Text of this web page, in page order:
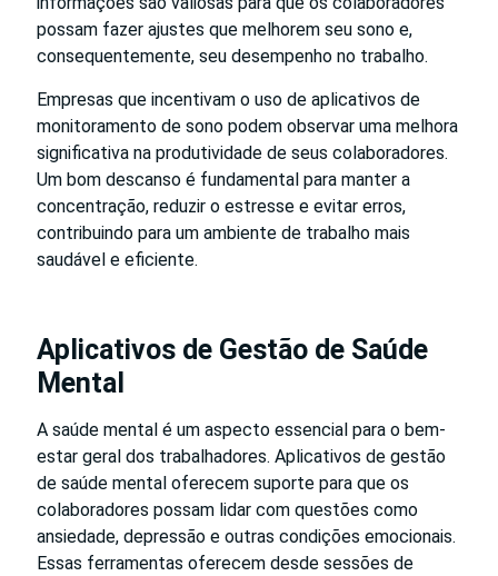
possam fazer ajustes que melhorem seu sono e,
consequentemente, seu desempenho no trabalho.
Empresas que incentivam o uso de aplicativos de
monitoramento de sono podem observar uma melhora
significativa na produtividade de seus colaboradores.
Um bom descanso é fundamental para manter a
concentração, reduzir o estresse e evitar erros,
contribuindo para um ambiente de trabalho mais
saudável e eficiente.
Aplicativos de Gestão de Saúde
Mental
A saúde mental é um aspecto essencial para o bem-
estar geral dos trabalhadores. Aplicativos de gestão
de saúde mental oferecem suporte para que os
colaboradores possam lidar com questões como
ansiedade, depressão e outras condições emocionais.
Essas ferramentas oferecem desde sessões de